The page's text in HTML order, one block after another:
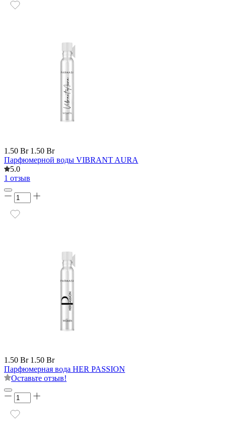
1.50 Br 1.50 Br
Парфюмерной воды VIBRANT AURA
5.0
1 отзыв
1.50 Br 1.50 Br
Парфюмерная вода HER PASSION
Оставьте отзыв!